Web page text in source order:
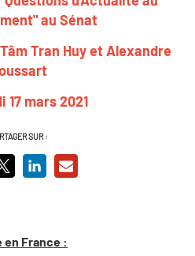
au Sénat
Tran Huy et Alexandre
17 mars 2021
SUR :
en France :